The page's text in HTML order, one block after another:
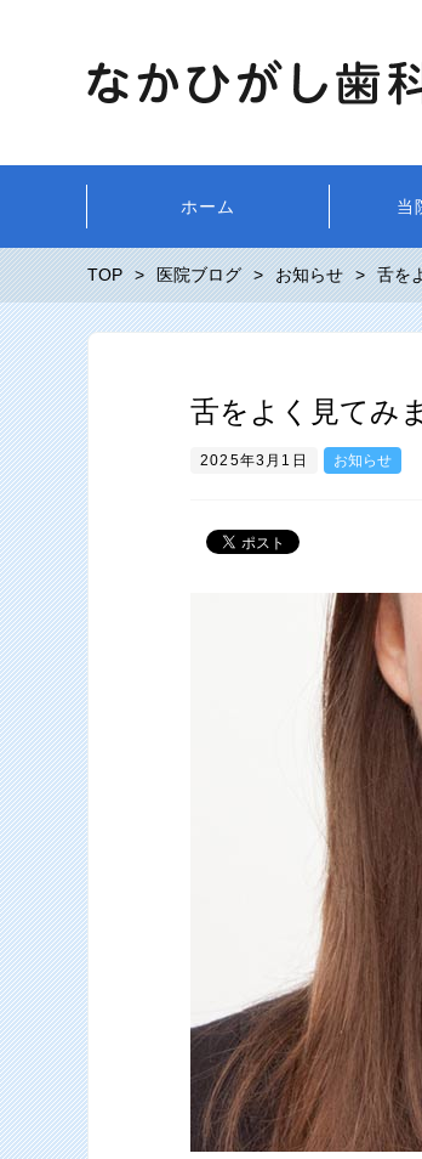
ホーム 当
TOP 医院ブログ お知らせ 舌を
舌をよく見てみ
2025年3月1日 お知らせ